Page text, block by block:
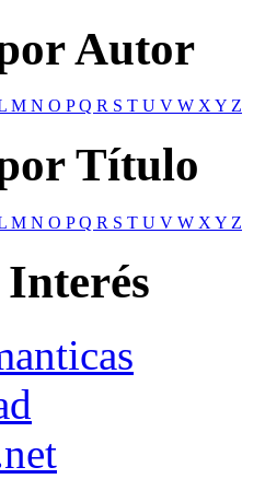
Autor
M N O PQ R S T U V W XY Z
Título
M N O PQ R S T U V W X Y Z